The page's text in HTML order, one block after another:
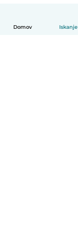
Domov Iskanje